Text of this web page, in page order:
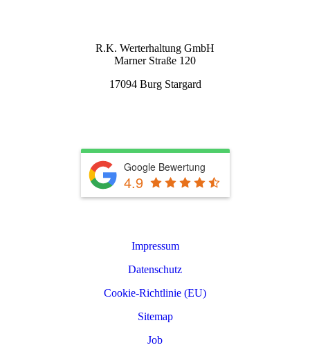
R.K. Werterhaltung GmbH
Marner Straße 120
17094 Burg Stargard
Google Bewertung
4.9
Impressum
Datenschutz
Cookie-Richtlinie (EU)
Sitemap
Job